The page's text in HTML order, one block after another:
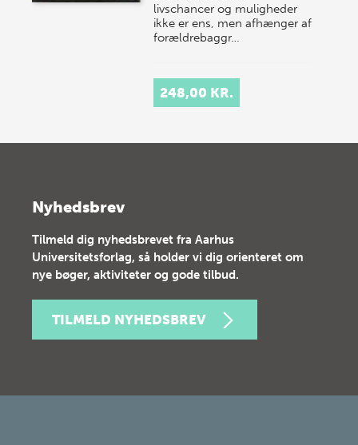
livschancer og muligheder
ikke er ens, men afhænger af
forældrebaggr…
248,00 KR.
Nyhedsbrev
Tilmeld dig nyhedsbrevet fra Aarhus
Universitetsforlag, så holder vi dig orienteret om
nye bøger, aktiviteter og gode tilbud.
TILMELD NYHEDSBREV